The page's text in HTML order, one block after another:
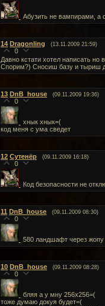
Абузить не вампирами, а
14 Dragonling (13.11.2009 21:59)
0
Давно кстати хотел написать но
Спорим?) Сносиш базу и тыриш
13 DnB_house (09.11.2009 19:36)
0
хнык хнык=(
код меня с ума сведет
12 Сутенёр (09.11.2009 16:18)
0
Код безопасности не
11 DnB_house (09.11.2009 08:30)
0
580 ландшафт через жопу
10 DnB_house (09.11.2009 08:28)
0
бляя а у мну 256х256=(
тоже думаю докуя будет=(